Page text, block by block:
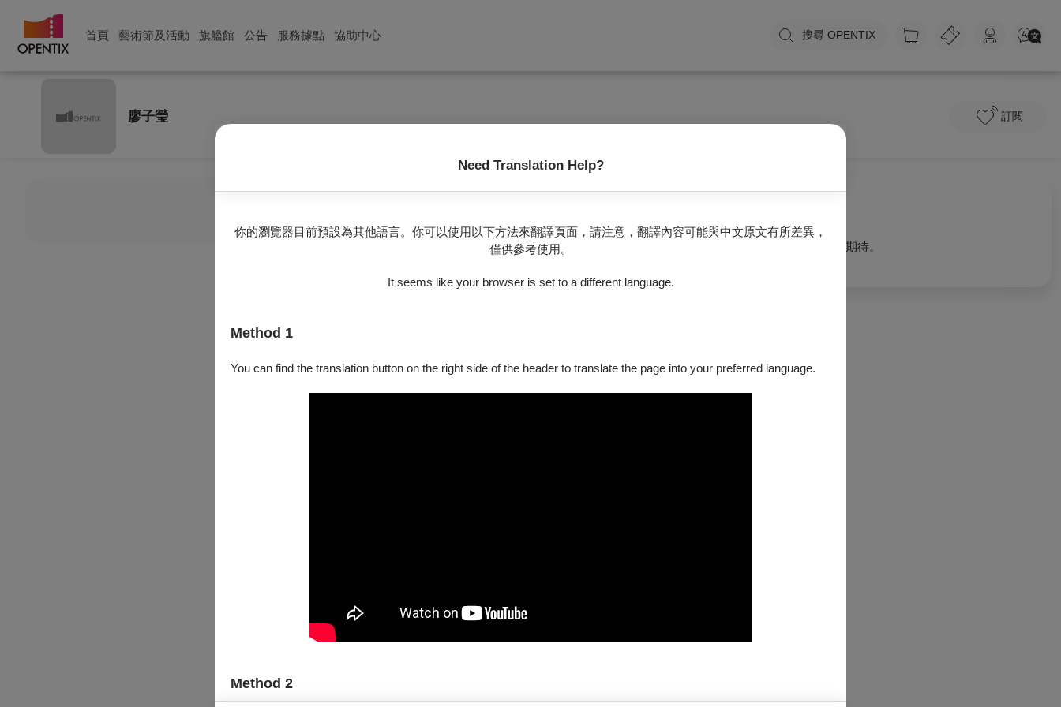
首頁 藝術節及活動 旗艦館 公告 服務據點 協助中心 搜尋 OPENTIX
Need Translation Help?
你的瀏覽器目前預設為其他語言。你可以使用以下方法來翻譯頁面，請注意，翻譯內容可能與中文原文有所差異，
僅供參考使用。
It seems like your browser is set to a different language.
Method 1
You can find the translation button on the right side of the header to translate the page into your preferred language.
Method 2
廖子瑩 訂閱